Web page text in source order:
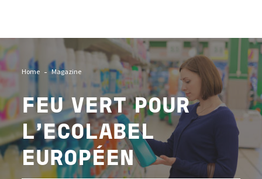
Image
Home Magazine
FEU VERT POUR
L'ECOLABEL
EUROPÉEN